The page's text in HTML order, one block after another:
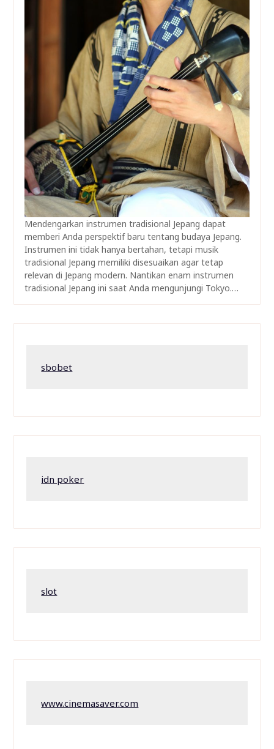
Mendengarkan instrumen tradisional Jepang dapat
memberi Anda perspektif baru tentang budaya Jepang.
Instrumen ini tidak hanya bertahan, tetapi musik
tradisional Jepang memiliki disesuaikan agar tetap
relevan di Jepang modern. Nantikan enam instrumen
tradisional Jepang ini saat Anda mengunjungi Tokyo.…
sbobet
idn poker
slot
www.cinemasaver.com